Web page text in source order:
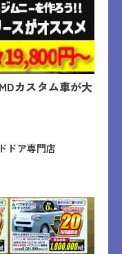
カスタム車が大
ドア専門店